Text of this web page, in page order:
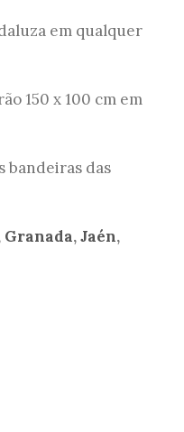
em qualquer
150 x 100 cm em
bandeiras das
Granada,Jaén,